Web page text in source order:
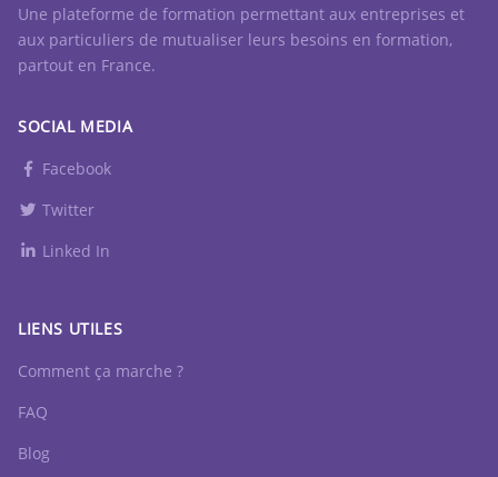
Une plateforme de formation permettant aux entreprises et
aux particuliers de mutualiser leurs besoins en formation,
partout en France.
SOCIAL MEDIA
Facebook
Twitter
Linked In
LIENS UTILES
Comment ça marche ?
FAQ
Blog